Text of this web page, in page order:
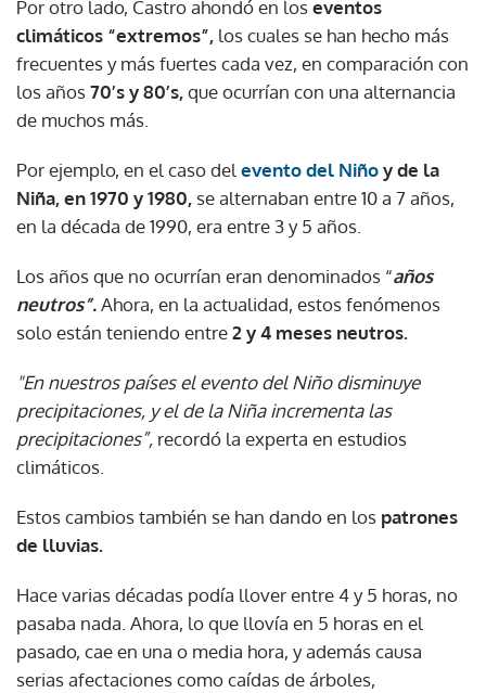
Por otro lado, Castro ahondó en loseventos
climáticos “extremos”, los cuales se han hecho más
frecuentes y más fuertes cada vez, en comparación con
los años70’s y 80’s,que ocurrían con una alternancia
de muchos más.
Por ejemplo, en el caso delevento del Niñoy de la
Niña, en 1970 y 1980, se alternaban entre 10 a 7 años,
en la década de 1990, era entre 3 y 5 años.
Los años que no ocurrían eran denominados “años
neutros”.Ahora, en la actualidad, estos fenómenos
solo están teniendo entre2 y 4 meses neutros.
"En nuestros países el evento del Niño disminuye
precipitaciones, y el de la Niña incrementa las
precipitaciones”, recordó la experta en estudios
climáticos.
Estos cambios también se han dando en los patrones
de lluvias.
Hace varias décadas podía llover entre 4 y 5 horas, no
pasaba nada. Ahora, lo que llovía en 5 horas en el
pasado, cae en una o media hora, y además causa
serias afectaciones como caídas de árboles,